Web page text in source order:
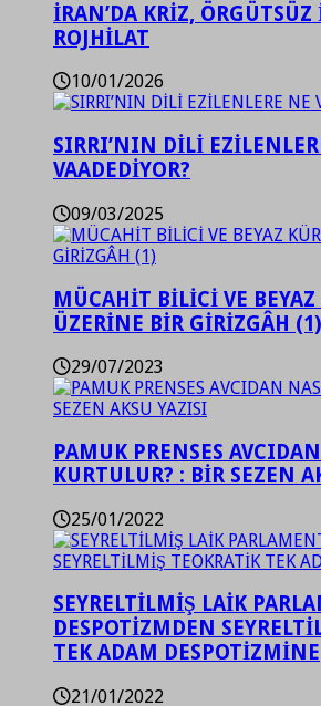
İRAN’DA KRİZ, ÖRGÜTSÜZ
ROJHİLAT
10/01/2026
SIRRI’NIN DİLİ
VAADEDİYOR?
09/03/2025
MÜCAHİT BİLİCİ VE
ÜZERİNE BİR GİRİZGÂH (1)
29/07/2023
PAMUK PRENSES
KURTULUR? : BİR SEZEN
25/01/2022
SEYRELTİLMİŞ LAİK
DESPOTİZMDEN
TEK ADAM DESPOTİZMİNE
21/01/2022